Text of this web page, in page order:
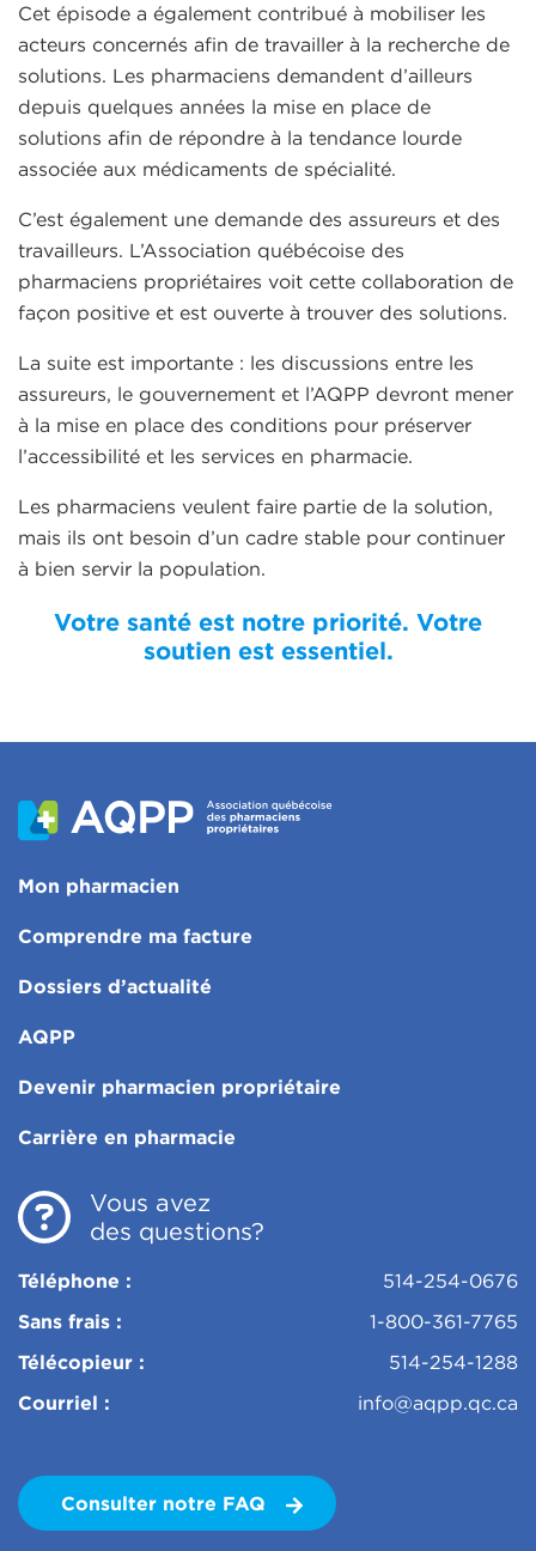
Cet épisode a également contribué à mobiliser les
acteurs concernés afin de travailler à la recherche de
solutions. Les pharmaciens demandent d’ailleurs
depuis quelques années la mise en place de
solutions afin de répondre à la tendance lourde
associée aux médicaments de spécialité.
C’est également une demande des assureurs et des
travailleurs. L’Association québécoise des
pharmaciens propriétaires voit cette collaboration de
façon positive et est ouverte à trouver des solutions.
La suite est importante : les discussions entre les
assureurs, le gouvernement et l’AQPP devront mener
à la mise en place des conditions pour préserver
l’accessibilité et les services en pharmacie.
Les pharmaciens veulent faire partie de la solution,
mais ils ont besoin d’un cadre stable pour continuer
à bien servir la population.
Votre santé est notre priorité. Votre
soutien est essentiel.
Vous avez
des questions?
Téléphone :
514-254-0676
Sans frais :
1-800-361-7765
Télécopieur :
514-254-1288
Courriel :
info@aqpp.qc.ca
Consulter notre FAQ
Mon pharmacien
Comprendre ma facture
Dossiers d’actualité
AQPP
Devenir pharmacien propriétaire
Carrière en pharmacie